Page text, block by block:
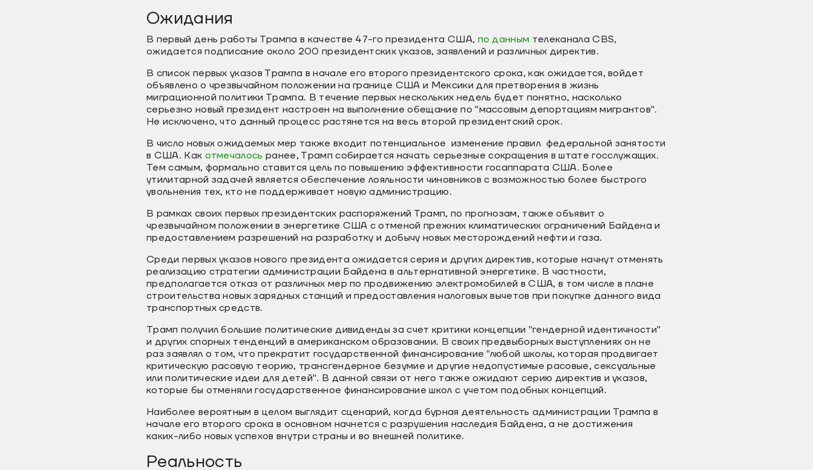
Ожидания
В первый день работы Трампа в качестве 47-го президента США, по данным телеканала CBS,
ожидается подписание около 200 президентских указов, заявлений и различных директив.
В список первых указов Трампа в начале его второго президентского срока, как ожидается, войдет
объявлено о чрезвычайном положении на границе США и Мексики для претворения в жизнь
миграционной политики Трампа. В течение первых нескольких недель будет понятно, насколько
серьезно новый президент настроен на выполнение обещание по "массовым депортациям мигрантов".
Не исключено, что данный процесс растянется на весь второй президентский срок.
В число новых ожидаемых мер также входит потенциальное изменение правил федеральной занятости
в США. Как отмечалосьранее, Трамп собирается начать серьезные сокращения в штате госслужащих.
Тем самым, формально ставится цель по повышению эффективности госаппарата США. Более
утилитарной задачей является обеспечение лояльности чиновников с возможностью более быстрого
увольнения тех, кто не поддерживает новую администрацию.
В рамках своих первых президентских распоряжений Трамп, по прогнозам, также объявит о
чрезвычайном положении в энергетике США с отменой прежних климатических ограничений Байдена и
предоставлением разрешений на разработку и добычу новых месторождений нефти и газа.
Среди первых указов нового президента ожидается серия и других директив, которые начнут отменять
реализацию стратегии администрации Байдена в альтернативной энергетике. В частности,
предполагается отказ от различных мер по продвижению электромобилей в США, в том числе в плане
строительства новых зарядных станций и предоставления налоговых вычетов при покупке данного вида
транспортных средств.
Трамп получил большие политические дивиденды за счет критики концепции "гендерной идентичности"
и других спорных тенденций в американском образовании. В своих предвыборных выступлениях он не
раз заявлял о том, что прекратит государственной финансирование "любой школы, которая продвигает
критическую расовую теорию, трансгендерное безумие и другие недопустимые расовые, сексуальные
или политические идеи для детей". В данной связи от него также ожидают серию директив и указов,
которые бы отменяли государственное финансирование школ с учетом подобных концепций.
Наиболее вероятным в целом выглядит сценарий, когда бурная деятельность администрации Трампа в
начале его второго срока в основном начнется с разрушения наследия Байдена, а не достижения
каких-либо новых успехов внутри страны и во внешней политике.
Реальность